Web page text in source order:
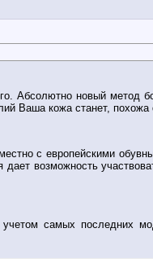
новый метод
Ваша кожа станет, похожа
с европейскими
возможность
самых последних